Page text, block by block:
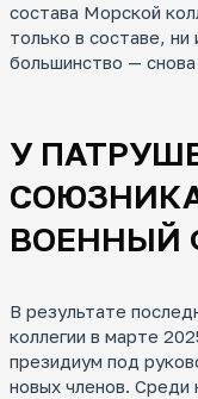
состава Морской
только в составе,
большинство — снова
У
ВОЕННЫЙ
В результате
коллегии в марте
президиум под
новых членов.